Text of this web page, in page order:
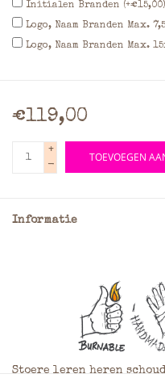
Initialen Branden (+€15,00)
Logo, Naam Branden Max.
Logo, Naam Branden Max.
€119,00
+
-
TOEVOEGEN
Informatie
Stoere leren heren